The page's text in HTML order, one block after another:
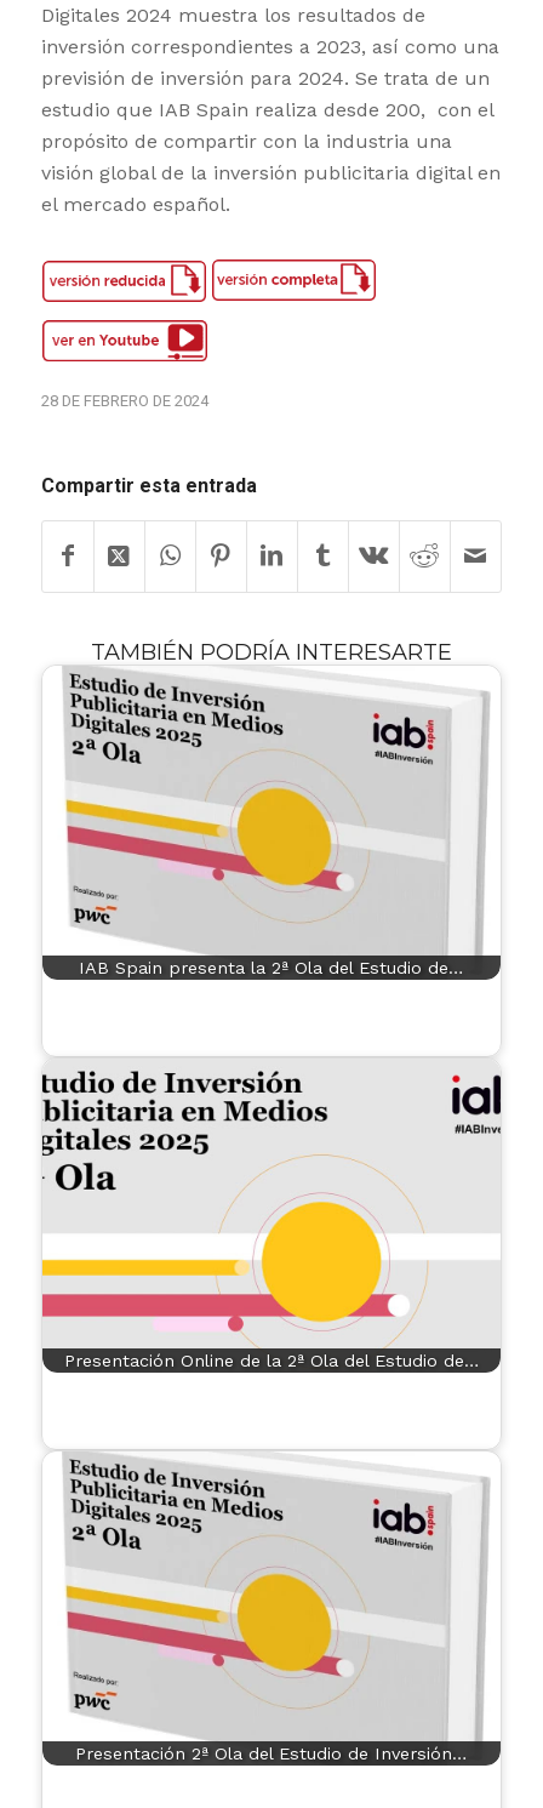
Digitales 2024 muestra los resultados de
inversión correspondientes a 2023, así como una
previsión de inversión para 2024. Se trata de un
estudio que IAB Spain realiza desde 200, con el
propósito de compartir con la industria una
visión global de la inversión publicitaria digital en
el mercado español.
28 DE FEBRERO DE 2024
Compartir esta entrada
TAMBIÉN PODRÍA INTERESARTE
IAB Spain presenta la 2ª Ola del Estudio de…
Presentación Online de la 2ª Ola del Estudio de…
Presentación 2ª Ola del Estudio de Inversión…